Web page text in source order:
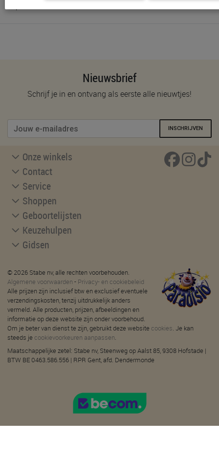
Nieuwsbrief
Schrijf je in en ontvang als eerste alle nieuwtjes!
INSCHRIJVEN
Onze winkels
Contact
Service
Shoppen
Geboortelijsten
Keuzehulpen
Gidsen
© 2026 Stabe nv, alle rechten voorbehouden.
Algemene voorwaarden - Privacy- en cookiebeleid
Alle prijzen zijn inclusief btw en exclusief eventuele
verzendingskosten, tenzij uitdrukkelijk anders
vermeld. Alle producten, prijzen, afbeeldingen en
informatie op deze website zijn onder voorbehoud.
Om je beter van dienst te zijn, gebruikt deze website cookies. Je kan
steeds je cookievoorkeuren aanpassen.
Maatschappelijke zetel: Stabe nv, Steenweg op Aalst 85, 9308 Hofstade |
BTW BE 0463.586.556 | RPR Gent, afd. Dendermonde